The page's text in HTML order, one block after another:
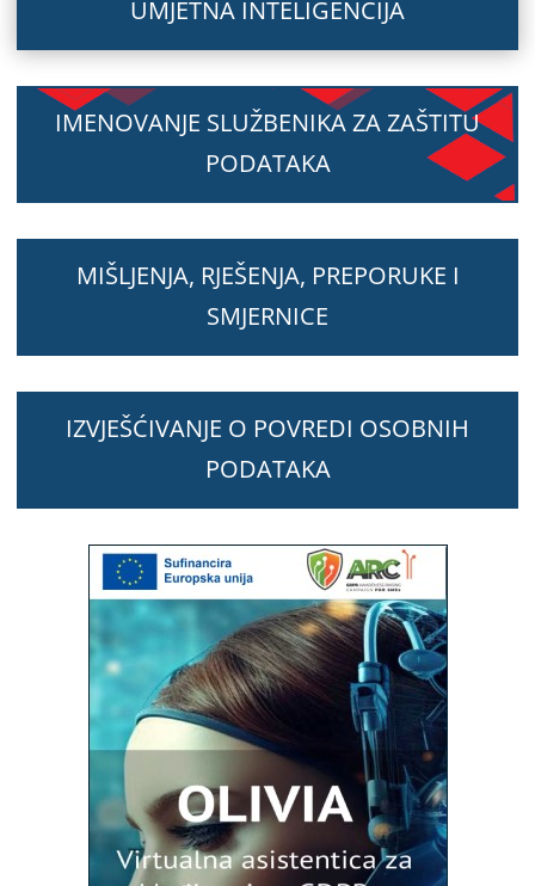
UMJETNA INTELIGENCIJA
IMENOVANJE SLUŽBENIKA ZA ZAŠTITU
PODATAKA
MIŠLJENJA, RJEŠENJA, PREPORUKE I
SMJERNICE
IZVJEŠĆIVANJE O POVREDI OSOBNIH
PODATAKA